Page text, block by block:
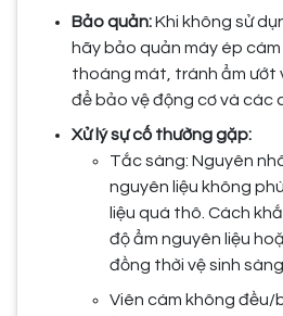
Bảo quản:Khi không sử
hãy bảo quản máy ép cám
thoáng mát, tránh ẩm ướt
để bảo vệ động cơ và các
Xử lý sự cố thường gặp:
Tắc sàng: Nguyên
nguyên liệu không
liệu quá thô. Cách
độ ẩm nguyên liệu
đồng thời vệ sinh
Viên cám không đều/